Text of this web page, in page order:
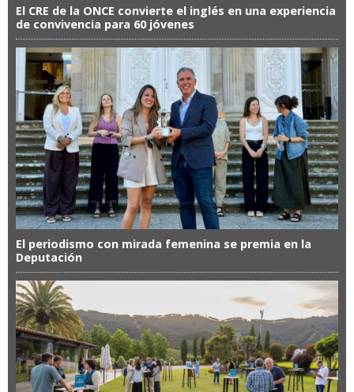
El CRE de la ONCE convierte el inglés en una experiencia
de convivencia para 60 jóvenes
El periodismo con mirada femenina se premia en la
Deputación